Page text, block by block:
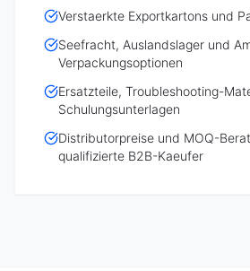
Verstaerkte Exportkartons und
Seefracht, Auslandslager und
Verpackungsoptionen
Ersatzteile, Troubleshooting-
Schulungsunterlagen
Distributorpreise und MOQ-
qualifizierte B2B-Kaeufer